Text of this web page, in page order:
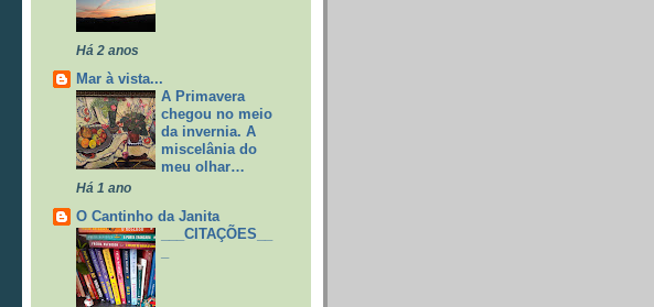
Há 2 anos
Mar à vista...
A Primavera
chegou no meio
da invernia. A
miscelânia do
meu olhar…
Há 1 ano
O Cantinho da Janita
___CITAÇÕES__